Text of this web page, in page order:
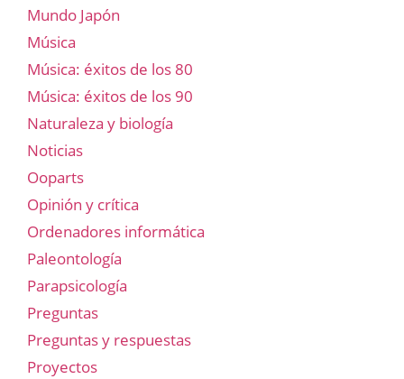
Mundo Japón
Música
Música: éxitos de los 80
Música: éxitos de los 90
Naturaleza y biología
Noticias
Ooparts
Opinión y crítica
Ordenadores informática
Paleontología
Parapsicología
Preguntas
Preguntas y respuestas
Proyectos